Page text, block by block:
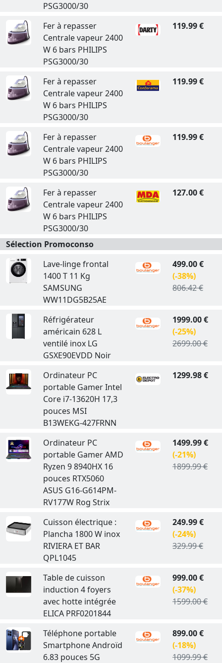
PSG3000/30
Fer à repasser
Centrale vapeur 2400
W 6 bars PHILIPS
PSG3000/30
119.99 €
Fer à repasser
Centrale vapeur 2400
W 6 bars PHILIPS
PSG3000/30
119.99 €
Fer à repasser
Centrale vapeur 2400
W 6 bars PHILIPS
PSG3000/30
119.99 €
Fer à repasser
Centrale vapeur 2400
W 6 bars PHILIPS
PSG3000/30
127.00 €
Sélection Promoconso
Lave-linge frontal
1400 T 11 Kg
SAMSUNG
WW11DG5B25AE
499.00 €
(-38%)
806.42 €
Réfrigérateur
américain 628 L
ventilé inox LG
GSXE90EVDD Noir
1999.00 €
(-25%)
2699.00 €
Ordinateur PC
portable Gamer Intel
Core i7-13620H 17,3
pouces MSI
B13WEKG-427FRNN
1299.98 €
Ordinateur PC
portable Gamer AMD
Ryzen 9 8940HX 16
pouces RTX5060
ASUS G16-G614PM-
RV177W Rog Strix
1499.99 €
(-21%)
1899.99 €
Cuisson électrique :
Plancha 1800 W inox
RIVIERA ET BAR
QPL1045
249.99 €
(-24%)
329.99 €
Table de cuisson
induction 4 foyers
avec hotte intégrée
ELICA PRF0201844
999.00 €
(-37%)
1599.00 €
Téléphone portable
Smartphone Androïd
6.83 pouces 5G
899.00 €
(-18%)
1099.99 €